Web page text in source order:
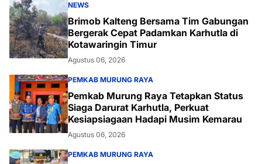
NEWS
Brimob Kalteng Bersama Tim Gabungan
Bergerak Cepat Padamkan Karhutla di
Kotawaringin Timur
Agustus 06, 2026
PEMKAB MURUNG RAYA
Pemkab Murung Raya Tetapkan Status
Siaga Darurat Karhutla, Perkuat
Kesiapsiagaan Hadapi Musim Kemarau
Agustus 06, 2026
PEMKAB MURUNG RAYA